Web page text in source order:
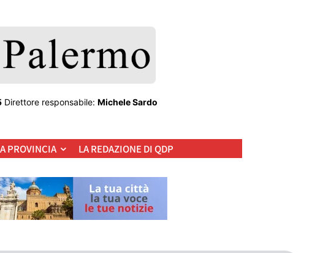
Direttore responsabile: Michele Sardo
PROVINCIA LA REDAZIONE DI QDP